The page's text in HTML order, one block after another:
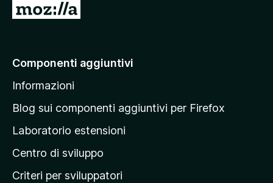
V
a
l
a
a
g
i
Componenti aggiuntivi
Informazioni
Blog sui componenti aggiuntivi per Firefox
Laboratorio estensioni
Centro di sviluppo
Criteri per sviluppatori